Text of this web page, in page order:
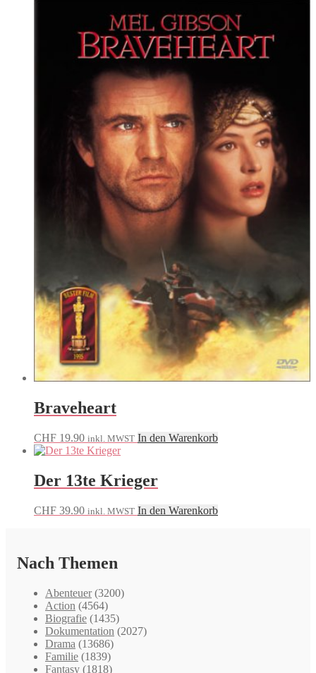
Braveheart
CHF 19.90 inkl. MWST In den Warenkorb
Der 13te Krieger
CHF 39.90 inkl. MWST In den Warenkorb
Nach Themen
Abenteuer (3200)
Action (4564)
Biografie (1435)
Dokumentation (2027)
Drama (13686)
Familie (1839)
Fantasy (1818)